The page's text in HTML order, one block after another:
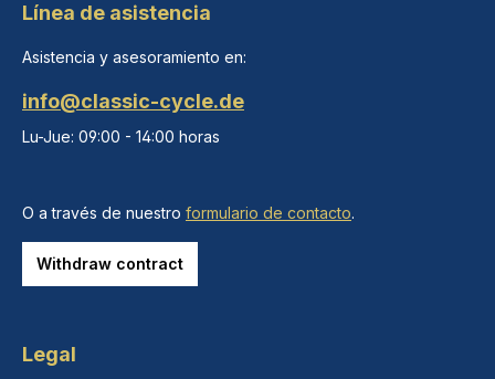
Línea de asistencia
Asistencia y asesoramiento en:
info@classic-cycle.de
Lu-Jue: 09:00 - 14:00 horas
O a través de nuestro formulario de contacto.
Withdraw contract
Legal